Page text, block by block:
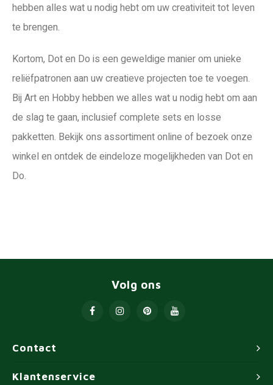
hebben alles wat u nodig hebt om uw creativiteit tot leven
te brengen.
Kortom, Dot en Do is een geweldige manier om unieke
reliëfpatronen aan uw creatieve projecten toe te voegen.
Bij Art en Hobby hebben we alles wat u nodig hebt om aan
de slag te gaan, inclusief complete sets en losse
pakketten. Bekijk ons assortiment online of bezoek onze
winkel en ontdek de eindeloze mogelijkheden van Dot en
Do.
Contact
Volg ons
Klantenservice